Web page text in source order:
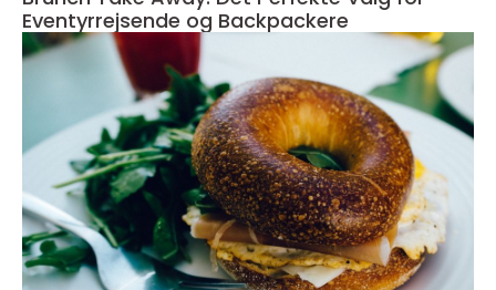
Eventyrrejsende og Backpackere